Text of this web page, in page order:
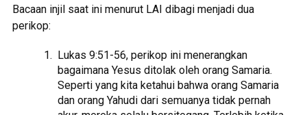
Bacaan injil saat ini menurut LAI dibagi menjadi dua
perikop:
Lukas 9:51-56, perikop ini menerangkan
bagaimana Yesus ditolak oleh orang Samaria.
Seperti yang kita ketahui bahwa orang Samaria
dan orang Yahudi dari semuanya tidak pernah